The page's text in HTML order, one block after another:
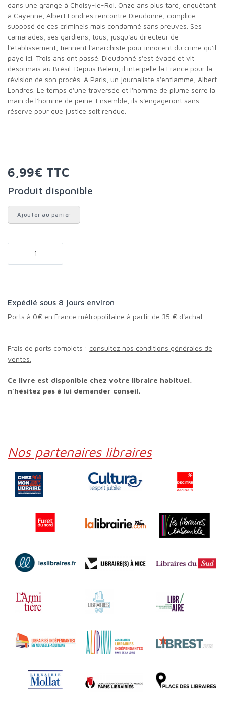
dans une grange à Choisy-le-Roi. Onze ans plus tard, enquêtant
à Cayenne, Albert Londres rencontre Dieudonné, complice
supposé de ces criminels mais condamné sans preuves. Ses
camarades, ses gardiens, tous, jusqu'au directeur de
l'établissement, tiennent l'anarchiste pour innocent du crime qu'il
paye ici. Trois ans ont passé. Dieudonné s'est évadé et vit
désormais au Brésil. Depuis Belem, il interpelle la France pour la
révision de son procès. A Paris, un journaliste s'enflamme, Albert
Londres. Le temps d'une traversée et l'homme de plume serre la
main de l'homme de peine. Ensemble, ils s'engageront sans
réserve pour que justice soit rendue.
6,99€ TTC
Produit disponible
Ajouter au panier
Expédié sous 8 jours environ
Ports à 0€ en France métropolitaine à partir de 35 € d'achat.
Frais de ports complets : consultez nos conditions générales de
ventes.
Ce livre est disponible chez votre libraire habituel,
n'hésitez pas à lui demander conseil.
Nos partenaires libraires